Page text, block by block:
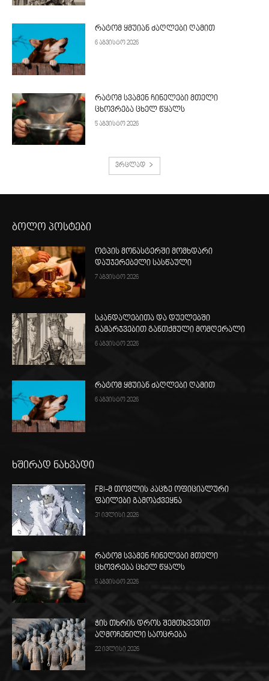
რატომ ყმუიან ძაღლები ღამით
6 აგვისტო 2026
რატომ სვამენ ჩინელები მთელი
ცხოვრება ცხელ წყალს
5 აგვისტო 2026
ვრცლად
ბოლო პოსტები
ოტპის მონასტერში მომხდარი
დაუჯერებელი სასწაული
7 აგვისტო 2026
სკანდალებითა და დუელებში
გამარჯვებით განთქმული მომღერალი
6 აგვისტო 2026
რატომ ყმუიან ძაღლები ღამით
6 აგვისტო 2026
ხშირად ნახვადი
FBI-მ თოვლის კაცზე ოფიციალური
ფაილები გამოაქვეყნა
31 ივლისი 2026
რატომ სვამენ ჩინელები მთელი
ცხოვრება ცხელ წყალს
5 აგვისტო 2026
ჭის თხრის დროს შემთხვევით
აღმოჩენილი საოცრება
22 ივლისი 2026